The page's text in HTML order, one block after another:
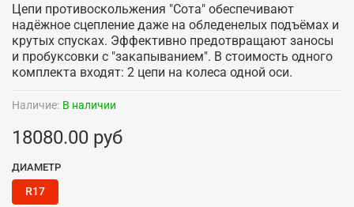
Наличие: В наличии
18080.00 руб
ДИАМЕТР
R17
Цепи противоскольжения "Сота" обеспечивают
надёжное сцепление даже на обледенелых подъёмах и
крутых спусках. Эффективно предотвращают заносы
и пробуксовки с "закапыванием". В стоимость одного
комплекта входят: 2 цепи на колеса одной оси.